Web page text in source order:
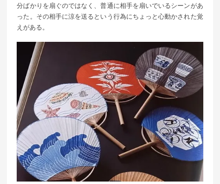
分ばかりを扇ぐのではなく、普通に相手を扇いでいるシーンがあ
った。その相手に涼を送るという行為にちょっと心動かされた覚
えがある。